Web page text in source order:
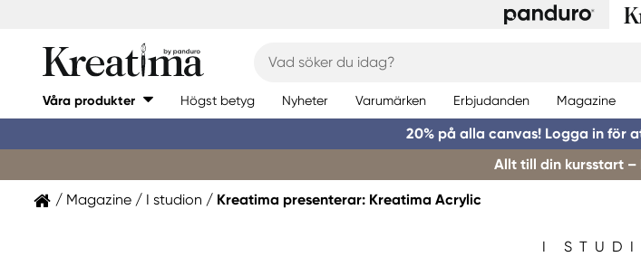
Våra produkter Högst betyg Nyheter Varumärken Erbjudanden Magazine
20% på alla canvas! Logga in för
Allt till din kursstart –
Magazine I studion Kreatima presenterar: Kreatima Acrylic
I